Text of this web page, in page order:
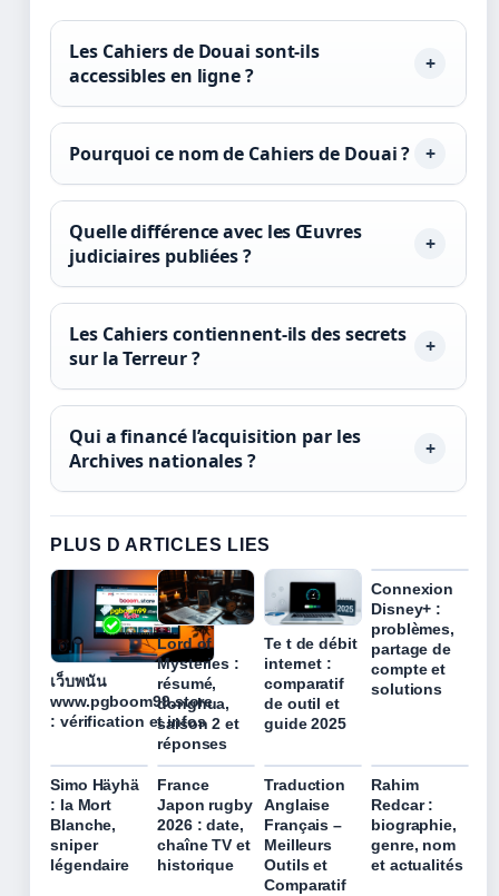
Les Cahiers de Douai sont-ils
accessibles en ligne ?
Pourquoi ce nom de Cahiers de Douai ?
Quelle différence avec les Œuvres
judiciaires publiées ?
Les Cahiers contiennent-ils des secrets
sur la Terreur ?
Qui a financé l’acquisition par les
Archives nationales ?
PLUS D ARTICLES LIES
เว็บพนัน
www.pgboom99.store
: vérification et infos
Lord of
Mysteries :
résumé,
donghua,
saison 2 et
réponses
Te t de débit
internet :
comparatif
de outil et
guide 2025
Connexion
Disney+ :
problèmes,
partage de
compte et
solutions
Simo Häyhä
: la Mort
Blanche,
sniper
légendaire
France
Japon rugby
2026 : date,
chaîne TV et
historique
Traduction
Anglaise
Français –
Meilleurs
Outils et
Comparatif
Rahim
Redcar :
biographie,
genre, nom
et actualités